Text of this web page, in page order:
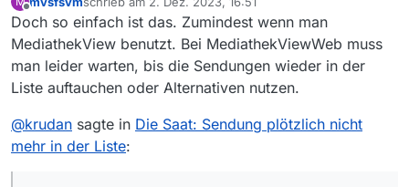
So einfach ist es wohl nicht, siehe:
https://forum.mediathekview.de/topic/5473/die-saat-
tödliche-macht
Mir scheinen MV/W eher buggy zu sein, weil es immer
wieder zu solchen Aussetzern kommt.
Zudem scheint die Funktionalität von MVW im aktuellen
Mozilla Firefox hinsichtlich der gesamten Performance
Offline zuletzt editiert von
Doch so einfach ist das. Zumindest wenn man
MediathekView benutzt. Bei MediathekViewWeb muss
man leider warten, bis die Sendungen wieder in der
Liste auftauchen oder Alternativen nutzen.
@krudan sagte in Die Saat: Sendung plötzlich nicht
mehr in der Liste: